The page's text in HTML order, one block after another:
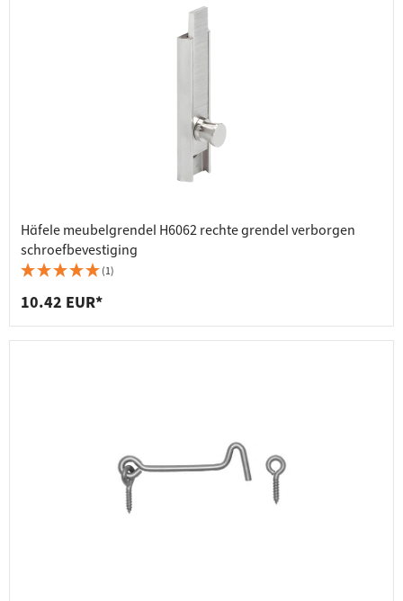
Häfele meubelgrendel H6062 rechte grendel verborgen
schroefbevestiging
(1)
10.42 EUR*